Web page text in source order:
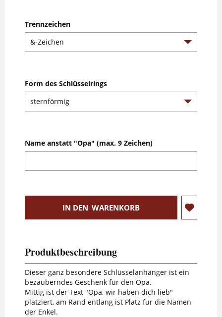
Trennzeichen
Form des Schlüsselrings
Name anstatt "Opa" (max. 9 Zeichen)
IN DEN WARENKORB
Produktbeschreibung
Dieser ganz besondere Schlüsselanhänger ist ein
bezauberndes Geschenk für den Opa.
Mittig ist der Text "Opa, wir haben dich lieb"
platziert, am Rand entlang ist Platz für die Namen
der Enkel.